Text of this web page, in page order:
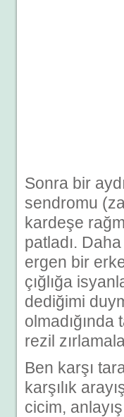
Sonra bir
sendromu
kardeşe
patladı.
ergen bir
çığlığa
dediğimi
rezil
Ben karşı
karşılık
cicim,